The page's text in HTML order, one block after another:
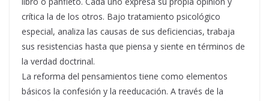
crítica la de los otros. Bajo tratamiento psicológico
especial, analiza las causas de sus deficiencias, trabaja
sus resistencias hasta que piensa y siente en términos de
la verdad doctrinal.
La reforma del pensamientos tiene como elementos
básicos la confesión y la reeducación. A través de la